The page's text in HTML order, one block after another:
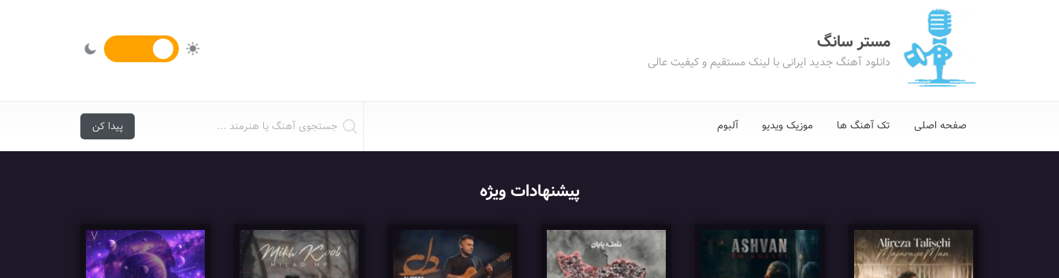
مستر سانگ
دانلود آهنگ جدید ایرانی با لینک مستقیم و کیفیت عالی
صفحه اصلی تک آهنگ ها موزیک ویدیو آلبوم
پیشنهادات ویژه